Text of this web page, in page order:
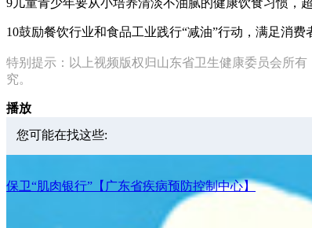
9儿童青少年要从小培养清淡不油腻的健康饮食习惯，
10鼓励餐饮行业和食品工业践行“减油”行动，满足消费
特别提示：以上视频版权归山东省卫生健康委员会所有
究。
播放
您可能在找这些:
保卫“肌肉银行”【广东省疾病预防控制中心】